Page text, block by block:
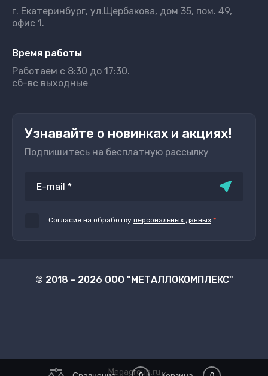
г. Екатеринбург, ул.Щербакова, дом 35, пом. 49,
офис 1.
Время работы
Работаем с 8:30 до 17:30.
сб-вс выходные
Узнавайте о новинках и акциях!
Подпишитесь на бесплатную рассылку
Согласие на обработку персональных данных *
© 2018 - 2026 ООО "МЕТАЛЛОКОМПЛЕКС"
Megagroup.ru